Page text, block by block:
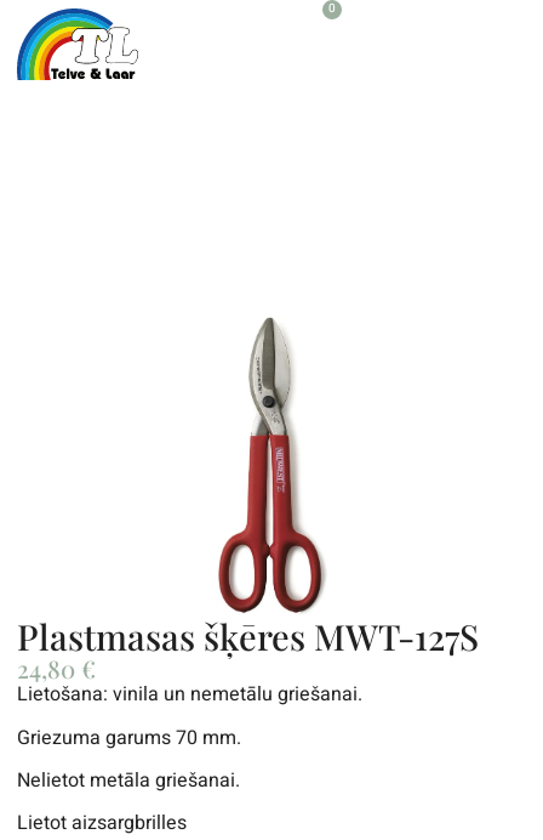
0
Plastmasas šķēres MWT-127S
24,80 €
Lietošana: vinila un nemetālu griešanai.
Griezuma garums 70 mm.
Nelietot metāla griešanai.
Lietot aizsargbrilles